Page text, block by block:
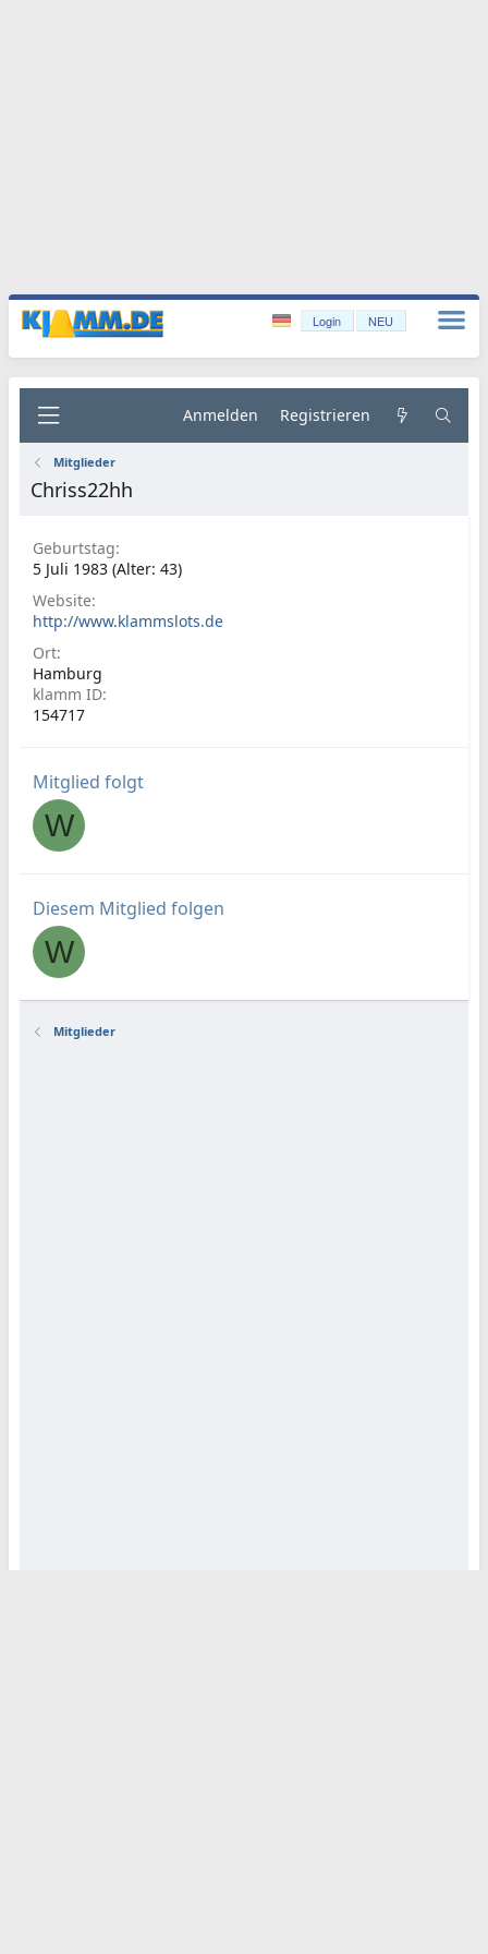
Login NEU
Anmelden Registrieren
Mitglieder
Chriss22hh
Geburtstag
5 Juli 1983 (Alter: 43)
Website
http://www.klammslots.de
Ort
Hamburg
klamm ID
154717
Mitglied folgt
W
Diesem Mitglied folgen
W
Mitglieder